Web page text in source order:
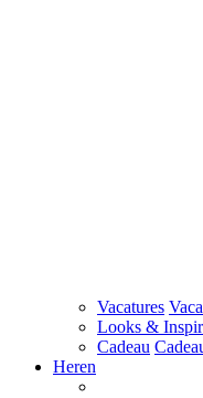
Vacatures
Looks &
Cadeau
Heren